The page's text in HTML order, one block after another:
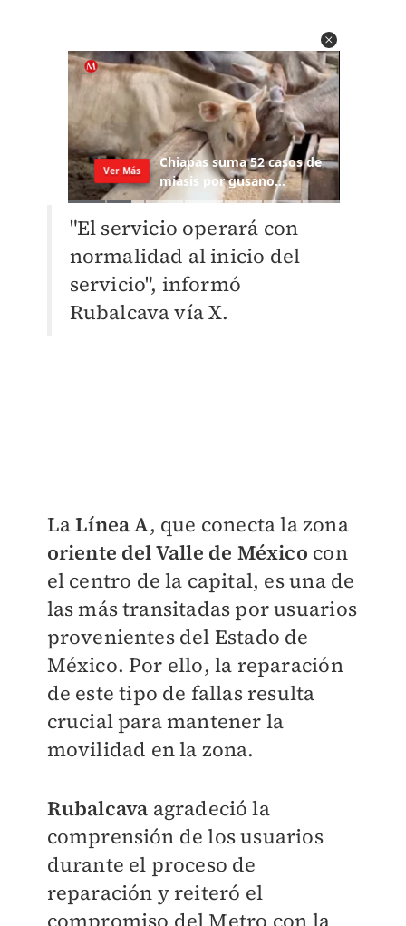
"El servicio operará con
normalidad al inicio del
servicio", informó
Rubalcava vía X.
LaLínea A, que conecta la zona
oriente del Valle de México con
el centro de la capital, es una de
las más transitadas por usuarios
provenientes del Estado de
México. Por ello, la reparación
de este tipo de fallas resulta
crucial para mantener la
movilidad en la zona.
Rubalcava agradeció la
comprensión de los usuarios
durante el proceso de
reparación y reiteró el
compromiso del Metro con la